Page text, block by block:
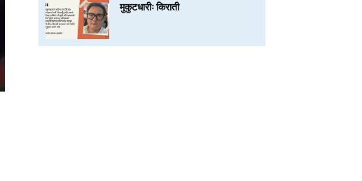
मुकुटधारीः किराती